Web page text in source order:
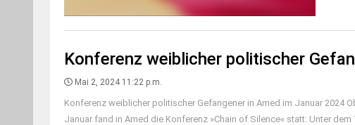
Konferenz weiblicher politischer
Mai 2, 2024 11:22 p.m.
Konferenz weiblicher politischer Gefangener in Amed im Januar 2024
Januar fand in Amed die Konferenz »Chain of Silence« statt: Unter